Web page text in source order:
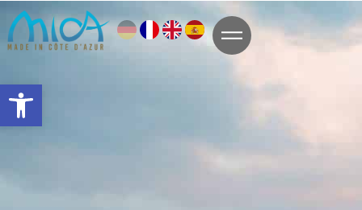
Symbolleiste öffnen